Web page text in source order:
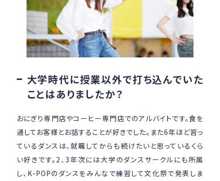
大学時代に授業以外で打ち込んでいた
ことはありましたか？
おにぎり専門店やコーヒー専門店でのアルバイトです。食を
通してお客様とお話することが好きでした。また6年ほど習っ
ているダンスは、就職してからも続けたいと思っているくら
い好きです。2、3年次には大学のダンスサークルにも所属
し、K-POPのダンスをみんなで練習して文化祭で発表しま